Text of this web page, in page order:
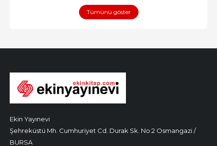
Tümünü göster
Ekin Yayınevi
Şehreküstü Mh. Cumhuriyet Cd. Durak Sk. No:2 Osmangazi /
BURSA